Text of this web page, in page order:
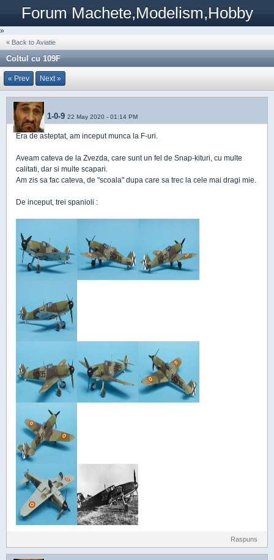
Forum Machete,Modelism,Hobby
»
« Back to Aviatie
Coltul cu 109F
« Prev Next »
1-0-9 22 May 2020 - 01:14 PM
Era de asteptat, am inceput munca la F-uri.
Aveam cateva de la Zvezda, care sunt un fel de Snap-kituri, cu multe
calitati, dar si multe scapari.
Am zis sa fac cateva, de "scoala" dupa care sa trec la cele mai dragi mie.
De inceput, trei spanioli :
Raspuns